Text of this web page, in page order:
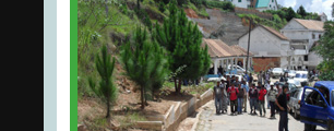
D�but des examens semestriels (1�re, 2e et 3e
ann�e) : jeudi 26 mars 2020.
Bonne f�te de P�ques tout le monde !